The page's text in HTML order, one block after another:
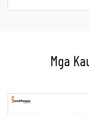
Mga